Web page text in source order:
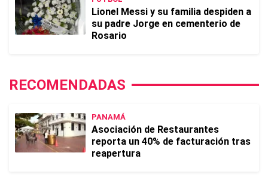
Lionel Messi y su familia despiden a
su padre Jorge en cementerio de
Rosario
RECOMENDADAS
PANAMÁ
Asociación de Restaurantes
reporta un 40% de facturación tras
reapertura